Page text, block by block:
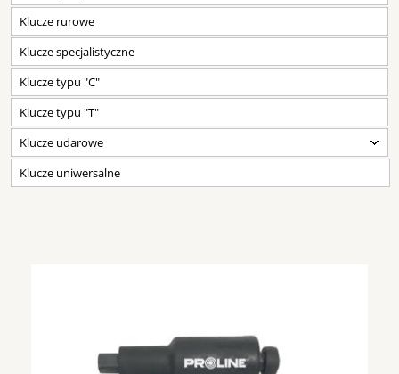
Klucze rurowe
Klucze specjalistyczne
Klucze typu "C"
Klucze typu "T"
Klucze udarowe
Klucze uniwersalne